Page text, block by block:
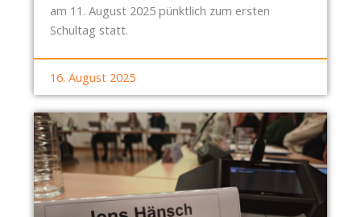
am 11. August 2025 pünktlich zum ersten
Schultag statt.
16. August 2025